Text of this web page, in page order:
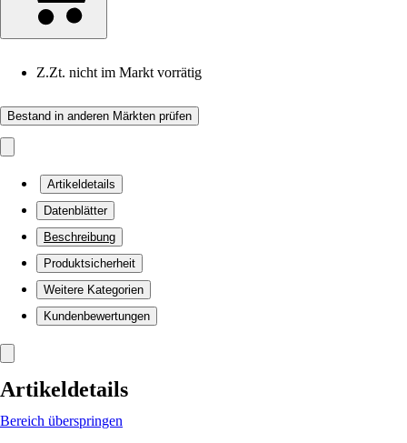
Z.Zt. nicht im Markt vorrätig
Bestand in anderen Märkten prüfen
Artikeldetails
Datenblätter
Beschreibung
Produktsicherheit
Weitere Kategorien
Kundenbewertungen
Artikeldetails
Bereich überspringen